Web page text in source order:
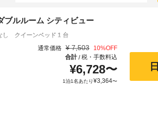
ブルルーム シティビュー
し
クイーンベッド 1 台
通常価格 ¥ 7,503 10%OFF
合計/税・手数料込
¥6,728〜
1泊1名あたり¥3,364〜